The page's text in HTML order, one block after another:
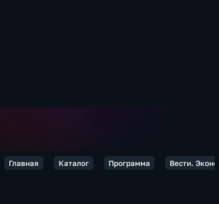
Главная Каталог Программа Вести.